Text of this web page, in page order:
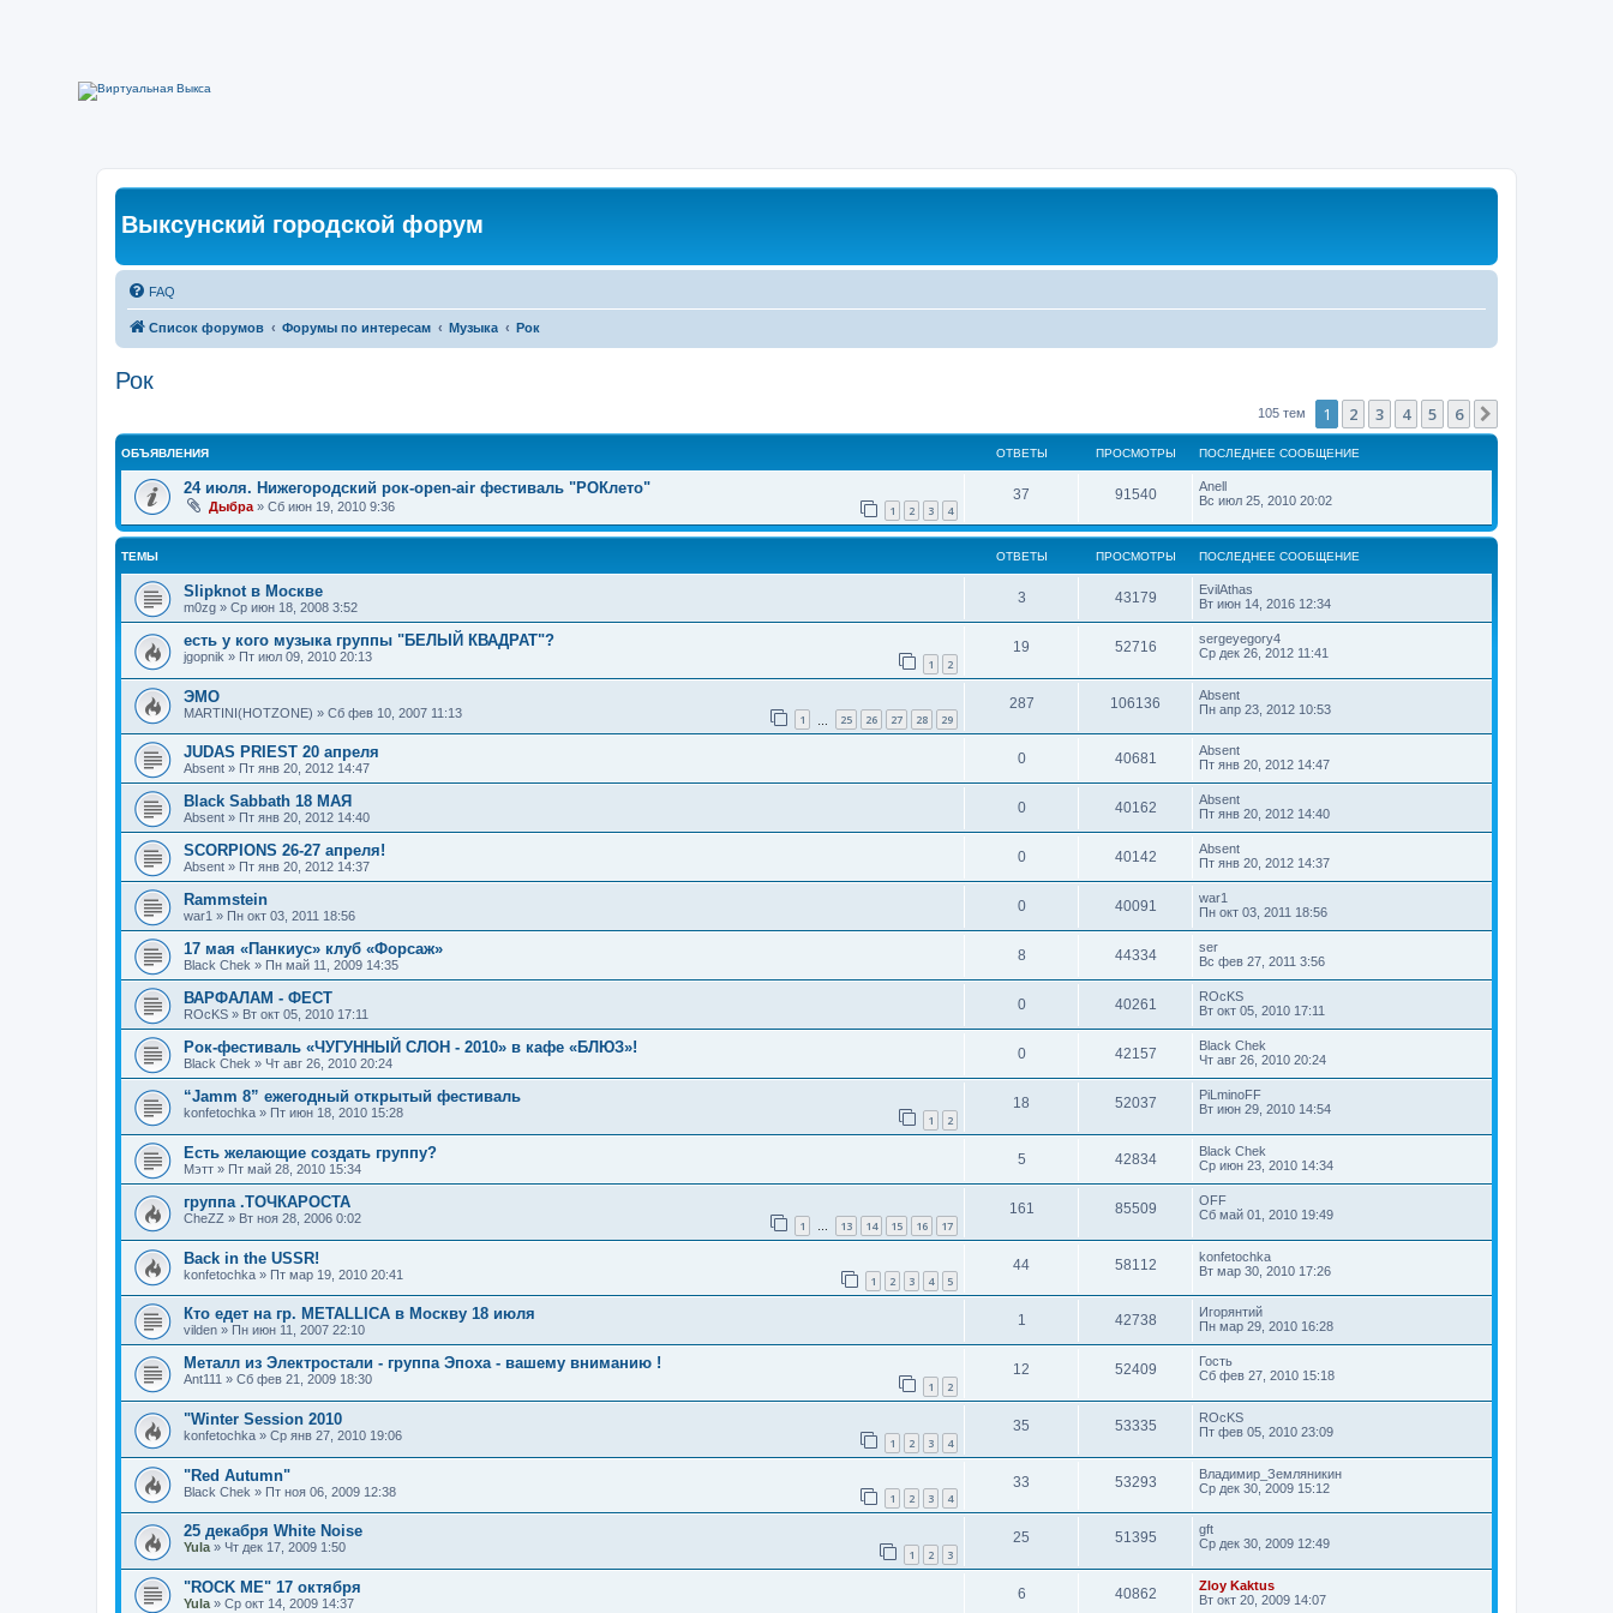
Выксунский городской форум
FAQ
Список форумов Форумы по интересам Музыка Рок
Рок
105 тем 1 2 3 4 5 6
ОБЪЯВЛЕНИЯ ОТВЕТЫ ПРОСМОТРЫ ПОСЛЕДНЕЕ СООБЩЕНИЕ
24 июля. Нижегородский рок-open-air фестиваль "РОКлето"
Дыбра » Сб июн 19, 2010 9:36 1 2 3 4
37 91540
Anell
Вс июл 25, 2010 20:02
ТЕМЫ ОТВЕТЫ ПРОСМОТРЫ ПОСЛЕДНЕЕ СООБЩЕНИЕ
Slipknot в Москве
m0zg » Ср июн 18, 2008 3:52
3 43179
EvilAthas
Вт июн 14, 2016 12:34
есть у кого музыка группы "БЕЛЫЙ КВАДРАТ"?
jgopnik » Пт июл 09, 2010 20:13 1 2
19 52716
sergeyegory4
Ср дек 26, 2012 11:41
ЭМО
MARTINI(HOTZONE) » Сб фев 10, 2007 11:13 1 25 26 27 28 29
287 106136
Absent
Пн апр 23, 2012 10:53
JUDAS PRIEST 20 апреля
Absent » Пт янв 20, 2012 14:47
0 40681
Absent
Пт янв 20, 2012 14:47
Black Sabbath 18 МАЯ
Absent » Пт янв 20, 2012 14:40
0 40162
Absent
Пт янв 20, 2012 14:40
SCORPIONS 26-27 апреля!
Absent » Пт янв 20, 2012 14:37
0 40142
Absent
Пт янв 20, 2012 14:37
Rammstein
war1 » Пн окт 03, 2011 18:56
0 40091
war1
Пн окт 03, 2011 18:56
17 мая «Панкиус» клуб «Форсаж»
Black Chek » Пн май 11, 2009 14:35
8 44334
ser
Вс фев 27, 2011 3:56
ВАРФАЛАМ - ФЕСТ
ROcKS » Вт окт 05, 2010 17:11
0 40261
ROcKS
Вт окт 05, 2010 17:11
Рок-фестиваль «ЧУГУННЫЙ СЛОН - 2010» в кафе «БЛЮЗ»!
Black Chek » Чт авг 26, 2010 20:24
0 42157
Black Chek
Чт авг 26, 2010 20:24
“Jamm 8” ежегодный открытый фестиваль
konfetochka » Пт июн 18, 2010 15:28 1 2
18 52037
PiLminoFF
Вт июн 29, 2010 14:54
Есть желающие создать группу?
Мэтт » Пт май 28, 2010 15:34
5 42834
Black Chek
Ср июн 23, 2010 14:34
группа .ТОЧКАРОСТА
CheZZ » Вт ноя 28, 2006 0:02 1 … 13 14 15 16 17
161 85509
OFF
Сб май 01, 2010 19:49
Back in the USSR!
konfetochka » Пт мар 19, 2010 20:41 1 2 3 4 5
44 58112
konfetochka
Вт мар 30, 2010 17:26
Кто едет на гр. METALLICA в Москву 18 июля
vilden » Пн июн 11, 2007 22:10
1 42738
Игорянтий
Пн мар 29, 2010 16:28
Металл из Электростали - группа Эпоха - вашему вниманию !
Ant111 » Сб фев 21, 2009 18:30 1 2
12 52409
Гость
Сб фев 27, 2010 15:18
"Winter Session 2010
konfetochka » Ср янв 27, 2010 19:06 1 2 3 4
35 53335
ROcKS
Пт фев 05, 2010 23:09
"Red Autumn"
Black Chek » Пт ноя 06, 2009 12:38 1 2 3 4
33 53293
Владимир_Земляникин
Ср дек 30, 2009 15:12
25 декабря White Noise
Yula » Чт дек 17, 2009 1:50 1 2 3
25 51395
gft
Ср дек 30, 2009 12:49
"ROCK ME" 17 октября
Yula » Ср окт 14, 2009 14:37
6 40862
Zloy Kaktus
Вт окт 20, 2009 14:07